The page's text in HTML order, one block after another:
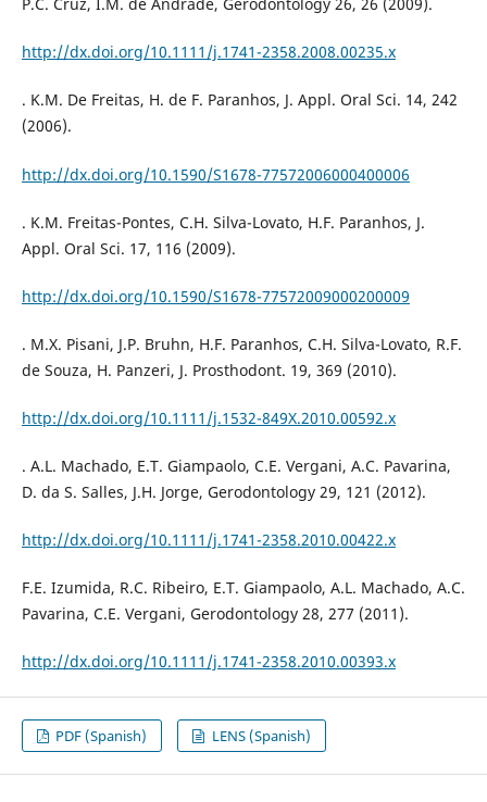
P.C. Cruz, I.M. de Andrade, Gerodontology 26, 26 (2009).
http://dx.doi.org/10.1111/j.1741-2358.2008.00235.x
. K.M. De Freitas, H. de F. Paranhos, J. Appl. Oral Sci. 14, 242
(2006).
http://dx.doi.org/10.1590/S1678-77572006000400006
. K.M. Freitas-Pontes, C.H. Silva-Lovato, H.F. Paranhos, J.
Appl. Oral Sci. 17, 116 (2009).
http://dx.doi.org/10.1590/S1678-77572009000200009
. M.X. Pisani, J.P. Bruhn, H.F. Paranhos, C.H. Silva-Lovato, R.F.
de Souza, H. Panzeri, J. Prosthodont. 19, 369 (2010).
http://dx.doi.org/10.1111/j.1532-849X.2010.00592.x
. A.L. Machado, E.T. Giampaolo, C.E. Vergani, A.C. Pavarina,
D. da S. Salles, J.H. Jorge, Gerodontology 29, 121 (2012).
http://dx.doi.org/10.1111/j.1741-2358.2010.00422.x
F.E. Izumida, R.C. Ribeiro, E.T. Giampaolo, A.L. Machado, A.C.
Pavarina, C.E. Vergani, Gerodontology 28, 277 (2011).
http://dx.doi.org/10.1111/j.1741-2358.2010.00393.x
PDF (Spanish) LENS (Spanish)